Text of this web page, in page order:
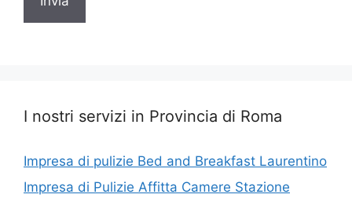
I nostri servizi in Provincia di Roma
Impresa di pulizie Bed and Breakfast Laurentino
Impresa di Pulizie Affitta Camere Stazione